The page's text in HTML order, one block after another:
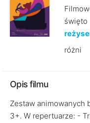
święto
różni
Opis filmu
Zestaw animowanych
3+. W repertuarze: -